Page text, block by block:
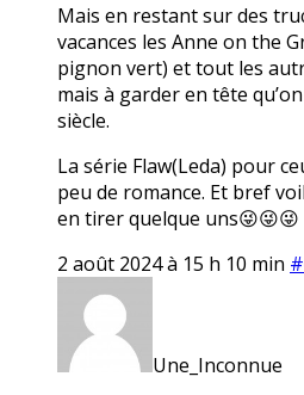
Mais en restant sur des
vacances les Anne on the
pignon vert) et tout les
mais à garder en tête
siècle.
La série Flaw(Leda) pour
peu de romance. Et bref
en tirer quelque uns😜😜😜
2 août 2024 à 15 h 10 min
Une_Inconnue